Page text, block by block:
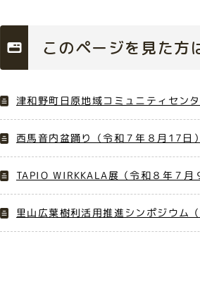
このページを見た方
津和野町日原地域コミュニティセン
西馬音内盆踊り（令和７年８月17日）
TAPIO WIRKKALA展（令和８年７月
里山広葉樹利活用推進シンポジウム